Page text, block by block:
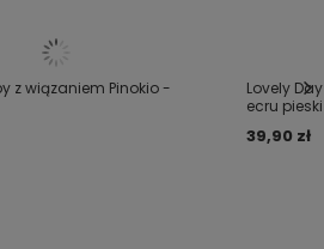
Wyślij opinię
z wiązaniem Pinokio -
Lovely
ecru pieski
39,90 zł